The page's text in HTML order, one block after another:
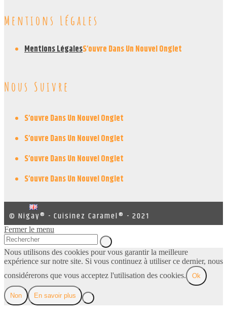
Mentions Légales
Mentions LégalesS’ouvre Dans Un Nouvel Onglet
Nous Suivre
S’ouvre Dans Un Nouvel Onglet
S’ouvre Dans Un Nouvel Onglet
S’ouvre Dans Un Nouvel Onglet
S’ouvre Dans Un Nouvel Onglet
© Nigay® - Cuisinez Caramel® - 2021
Fermer le menu
Nous utilisons des cookies pour vous garantir la meilleure
expérience sur notre site. Si vous continuez à utiliser ce dernier, nous
considérerons que vous acceptez l'utilisation des cookies.
Ok
Non En savoir plus